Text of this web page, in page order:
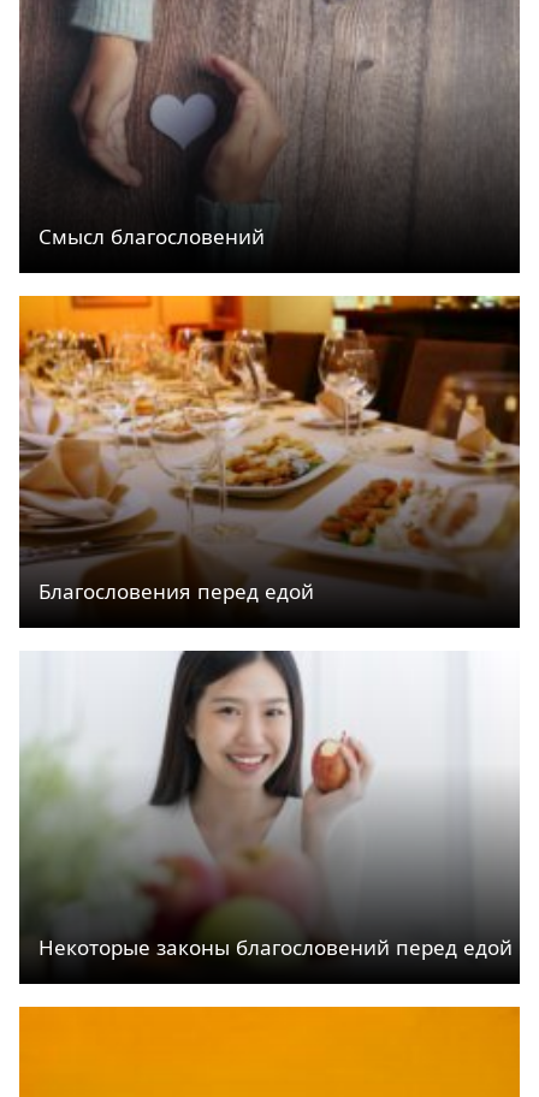
Смысл благословений
Благословения перед едой
Некоторые законы благословений перед едой